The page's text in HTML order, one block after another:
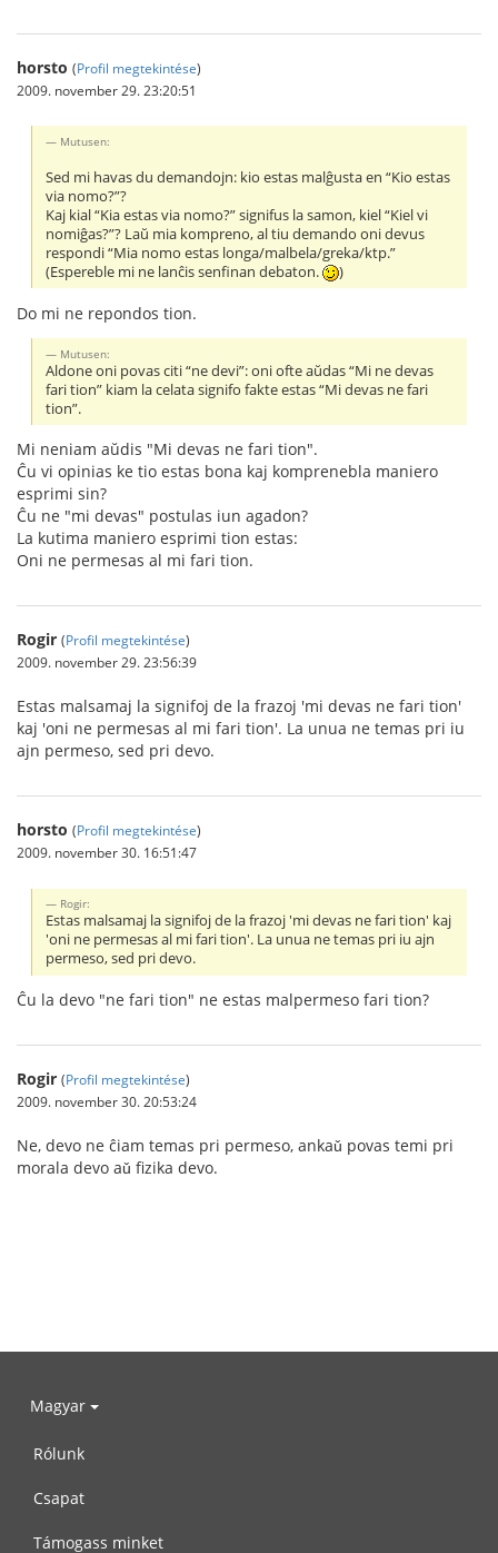
horsto (Profil megtekintése)
2009. november 29. 23:20:51
Mutusen:
Sed mi havas du demandojn: kio estas malĝusta en “Kio estas
via nomo?”?
Kaj kial “Kia estas via nomo?” signifus la samon, kiel “Kiel vi
nomiĝas?”? Laŭ mia kompreno, al tiu demando oni devus
respondi “Mia nomo estas longa/malbela/greka/ktp.”
(Espereble mi ne lanĉis senfinan debaton.
)
Do mi ne repondos tion.
Mutusen:
Aldone oni povas citi “ne devi”: oni ofte aŭdas “Mi ne devas
fari tion” kiam la celata signifo fakte estas “Mi devas ne fari
tion”.
Mi neniam aŭdis "Mi devas ne fari tion".
Ĉu vi opinias ke tio estas bona kaj komprenebla maniero
esprimi sin?
Ĉu ne "mi devas" postulas iun agadon?
La kutima maniero esprimi tion estas:
Oni ne permesas al mi fari tion.
Rogir (Profil megtekintése)
2009. november 29. 23:56:39
Estas malsamaj la signifoj de la frazoj 'mi devas ne fari tion'
kaj 'oni ne permesas al mi fari tion'. La unua ne temas pri iu
ajn permeso, sed pri devo.
horsto (Profil megtekintése)
2009. november 30. 16:51:47
Rogir:
Estas malsamaj la signifoj de la frazoj 'mi devas ne fari tion' kaj
'oni ne permesas al mi fari tion'. La unua ne temas pri iu ajn
permeso, sed pri devo.
Ĉu la devo "ne fari tion" ne estas malpermeso fari tion?
Rogir (Profil megtekintése)
2009. november 30. 20:53:24
Ne, devo ne ĉiam temas pri permeso, ankaǔ povas temi pri
morala devo aǔ fizika devo.
Magyar
Rólunk
Csapat
Támogass minket